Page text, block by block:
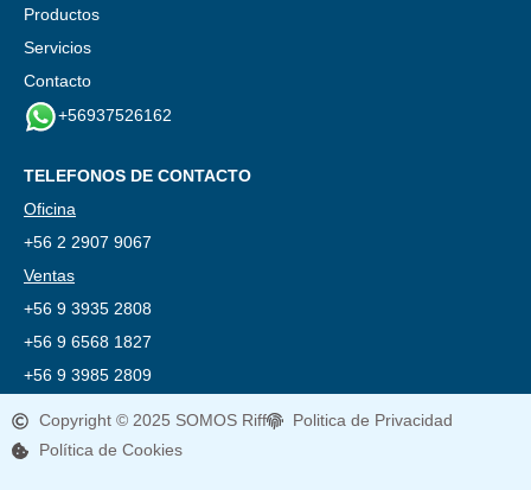
Productos
Servicios
Contacto
+56937526162
TELEFONOS DE CONTACTO
Oficina
+56 2 2907 9067
Ventas
+56 9 3935 2808
+56 9 6568 1827
+56 9 3985 2809
Copyright © 2025 SOMOS Riff
Politica de Privacidad
Política de Cookies